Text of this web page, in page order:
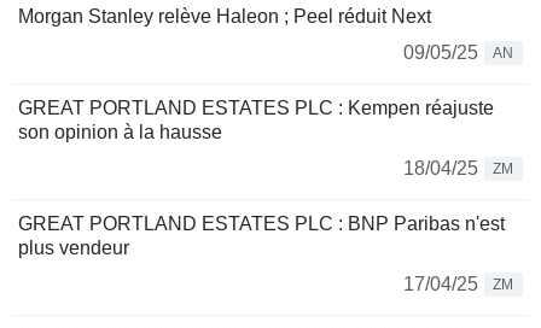
Morgan Stanley relève Haleon ; Peel réduit Next
09/05/25
AN
GREAT PORTLAND ESTATES PLC : Kempen réajuste
son opinion à la hausse
18/04/25
ZM
GREAT PORTLAND ESTATES PLC : BNP Paribas n'est
plus vendeur
17/04/25
ZM